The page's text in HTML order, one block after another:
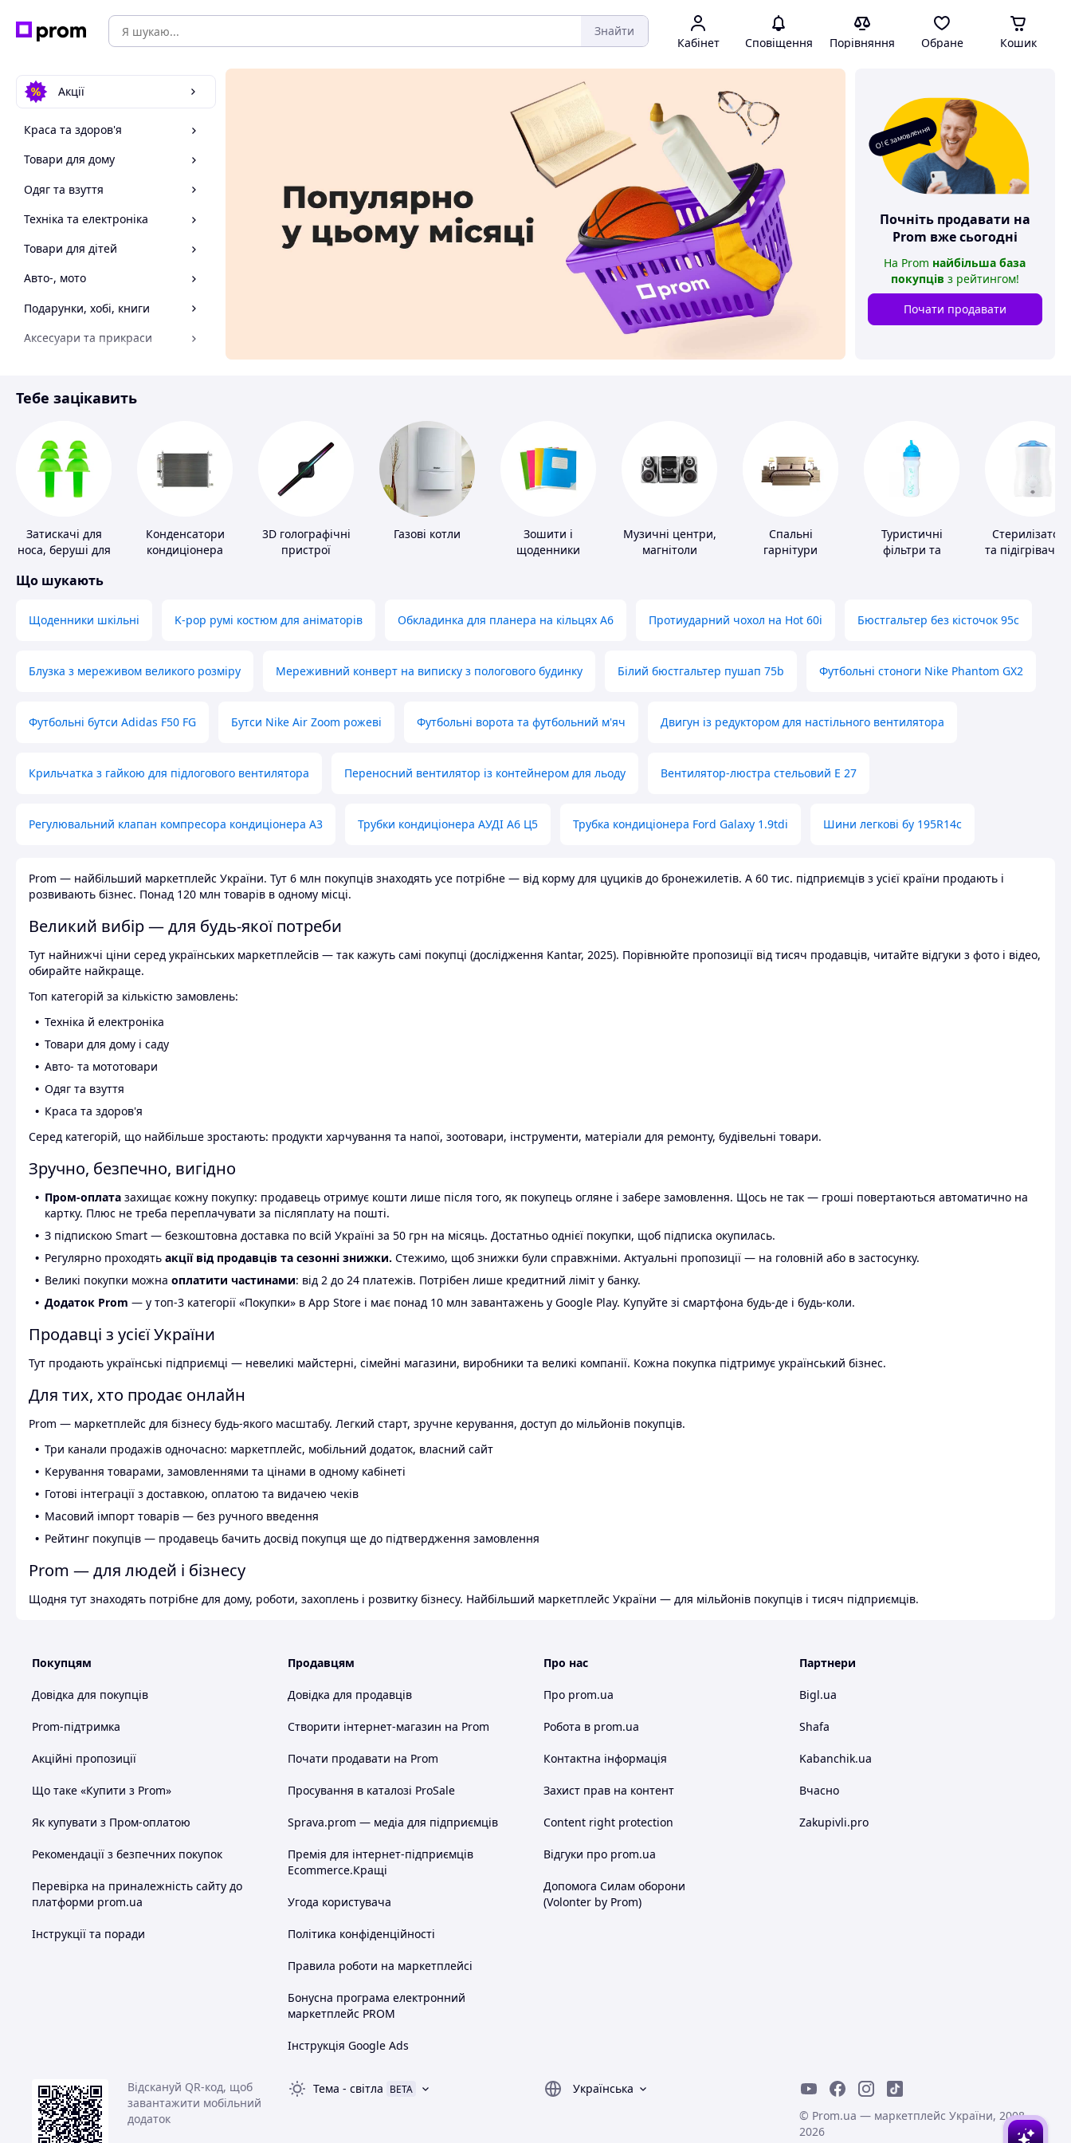
Знайти
Кабінет Сповіщення Порівняння Обране Кошик
Акції
Краса та здоров'я
Товари для дому
Одяг та взуття
Техніка та електроніка
Товари для дітей
Авто-, мото
Подарунки, хобі, книги
Аксесуари та прикраси
Спорт і відпочинок
О! Є замовлення
Почніть продавати на
Prom вже сьогодні
На Prom найбільша база
покупців з рейтингом!
Почати продавати
Тебе зацікавить
Затискачі для
носа, беруші для
Конденсатори
кондиціонера
3D голографічні
пристрої
Газові котли
Зошити і
щоденники
Музичні центри,
магнітоли
Спальні
гарнітури
Туристичні
фільтри та
та підігрівачі
Що шукають
Щоденники шкільні K-pop румі костюм для аніматорів Обкладинка для планера на кільцях А6 Протиударний чохол на Hot 60i Бюстгальтер без кісточок 95с
Блузка з мереживом великого розміру Мереживний конверт на виписку з пологового будинку Білий бюстгальтер пушап 75b Футбольні стоноги Nike Phantom GX2
Футбольні бутси Adidas F50 FG Бутси Nike Air Zoom рожеві Футбольні ворота та футбольний м'яч Двигун із редуктором для настільного вентилятора
Крильчатка з гайкою для підлогового вентилятора Переносний вентилятор із контейнером для льоду Вентилятор-люстра стельовий E 27
Регулювальний клапан компресора кондиціонера А3 Трубки кондиціонера АУДІ А6 Ц5 Трубка кондиціонера Ford Galaxy 1.9tdi Шини легкові бу 195R14c
Prom — найбільший маркетплейс України. Тут 6 млн покупців знаходять усе потрібне — від корму для цуциків до бронежилетів. А 60 тис. підприємців з усієї країни продають і
розвивають бізнес. Понад 120 млн товарів в одному місці.
Великий вибір — для будь-якої потреби
Тут найнижчі ціни серед українських маркетплейсів — так кажуть самі покупці (дослідження Kantar, 2025). Порівнюйте пропозиції від тисяч продавців, читайте відгуки з фото і відео,
обирайте найкраще.
Топ категорій за кількістю замовлень:
Техніка й електроніка
Товари для дому і саду
Авто- та мототовари
Одяг та взуття
Краса та здоров'я
Серед категорій, що найбільше зростають: продукти харчування та напої, зоотовари, інструменти, матеріали для ремонту, будівельні товари.
Зручно, безпечно, вигідно
Пром-оплата захищає кожну покупку: продавець отримує кошти лише після того, як покупець огляне і забере замовлення. Щось не так — гроші повертаються автоматично на
картку. Плюс не треба переплачувати за післяплату на пошті.
З підпискою Smart — безкоштовна доставка по всій Україні за 50 грн на місяць. Достатньо однієї покупки, щоб підписка окупилась.
Регулярно проходять акції від продавців та сезонні знижки. Стежимо, щоб знижки були справжніми. Актуальні пропозиції — на головній або в застосунку.
Великі покупки можна оплатити частинами: від 2 до 24 платежів. Потрібен лише кредитний ліміт у банку.
Додаток Prom — у топ-3 категорії «Покупки» в App Store і має понад 10 млн завантажень у Google Play. Купуйте зі смартфона будь-де і будь-коли.
Продавці з усієї України
Тут продають українські підприємці — невеликі майстерні, сімейні магазини, виробники та великі компанії. Кожна покупка підтримує український бізнес.
Для тих, хто продає онлайн
Prom — маркетплейс для бізнесу будь-якого масштабу. Легкий старт, зручне керування, доступ до мільйонів покупців.
Три канали продажів одночасно: маркетплейс, мобільний додаток, власний сайт
Керування товарами, замовленнями та цінами в одному кабінеті
Готові інтеграції з доставкою, оплатою та видачею чеків
Масовий імпорт товарів — без ручного введення
Рейтинг покупців — продавець бачить досвід покупця ще до підтвердження замовлення
Prom — для людей і бізнесу
Щодня тут знаходять потрібне для дому, роботи, захоплень і розвитку бізнесу. Найбільший маркетплейс України — для мільйонів покупців і тисяч підприємців.
Покупцям
Довідка для покупців
Prom-підтримка
Акційні пропозиції
Що таке «Купити з Prom»
Як купувати з Пром-оплатою
Рекомендації з безпечних покупок
Перевірка на приналежність сайту до
платформи prom.ua
Інструкції та поради
Продавцям
Довідка для продавців
Створити інтернет-магазин на Prom
Почати продавати на Prom
Просування в каталозі ProSale
Sprava.prom — медіа для підприємців
Премія для інтернет-підприємців
Ecommerce.Кращі
Угода користувача
Політика конфіденційності
Правила роботи на маркетплейсі
Бонусна програма електронний
маркетплейс PROM
Інструкція Google Ads
Про нас
Про prom.ua
Робота в prom.ua
Контактна інформація
Захист прав на контент
Content right protection
Відгуки про prom.ua
Допомога Силам оборони
(Volonter by Prom)
Партнери
Bigl.ua
Shafa
Kabanchik.ua
Вчасно
Zakupivli.pro
Відскануй QR-код, щоб
завантажити мобільний
додаток
Тема - світла BETA
Українська
© Prom.ua — маркетплейс України, 2008-
2026